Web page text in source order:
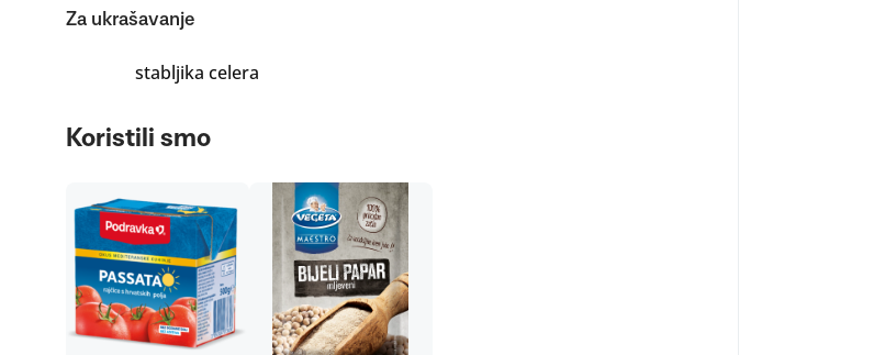
Za ukrašavanje
stabljika celera
Koristili smo